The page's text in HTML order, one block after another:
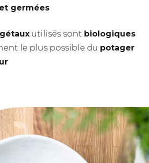
germées
utilisés sont biologiques
le plus possible du potager